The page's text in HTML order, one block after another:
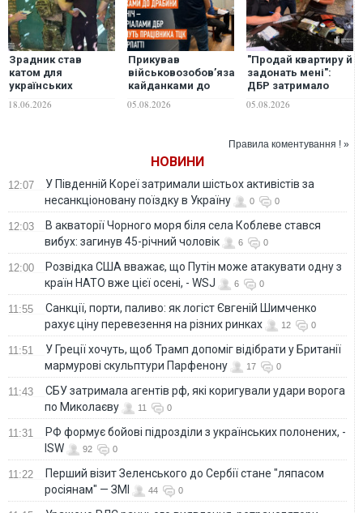
Зрадник став
катом для
українських
Горлівці: ДБР та
18.06.2026
Прикував
військовозобов’язаного
кайданками до
ніч: судитимуть
05.08.2026
"Продай квартиру й
задонать мені":
ДБР затримало
вимагав $10 тисяч
05.08.2026
Правила коментування ! »
НОВИНИ
12:07
У Південній Кореї затримали шістьох активістів за
несанкціоновану поїздку в Україну
0 0
12:03
В акваторії Чорного моря біля села Коблеве стався
вибух: загинув 45-річний чоловік
6 0
12:00
Розвідка США вважає, що Путін може атакувати одну з
країн НАТО вже цієї осені, - WSJ
6 0
11:55
Санкції, порти, паливо: як логіст Євгеній Шимченко
рахує ціну перевезення на різних ринках
12 0
11:51
У Греції хочуть, щоб Трамп допоміг відібрати у Британії
мармурові скульптури Парфенону
17 0
11:43
СБУ затримала агентів рф, які коригували удари ворога
по Миколаєву
11 0
11:31
РФ формує бойові підрозділи з українських полонених, -
ISW
92 0
11:22
Перший візит Зеленського до Сербії стане "ляпасом
росіянам" — ЗМІ
44 0